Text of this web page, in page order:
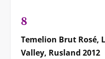
8
Temelion Brut Rosé,
Valley, Rusland 2012